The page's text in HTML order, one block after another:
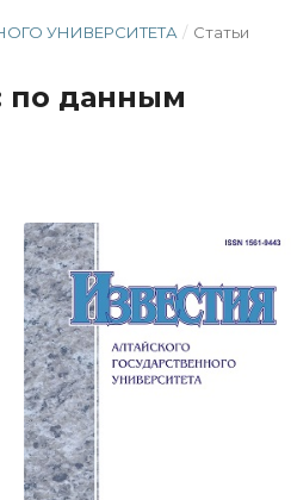
УНИВЕРСИТЕТА / Статьи
по данным